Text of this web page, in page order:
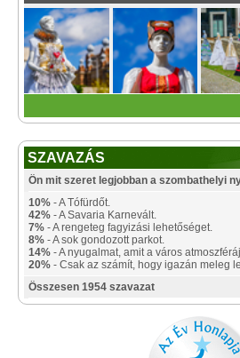
SZAVAZÁS
Ön mit szeret legjobban a szombathelyi
10% - A Tófürdőt.
42% - A Savaria Karnevált.
7% - A rengeteg fagyizási lehetőséget.
8% - A sok gondozott parkot.
14% - A nyugalmat, amit a város
20% - Csak az számít, hogy igazán meleg
Összesen 1954 szavazat